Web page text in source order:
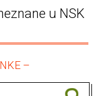
u NSK
–